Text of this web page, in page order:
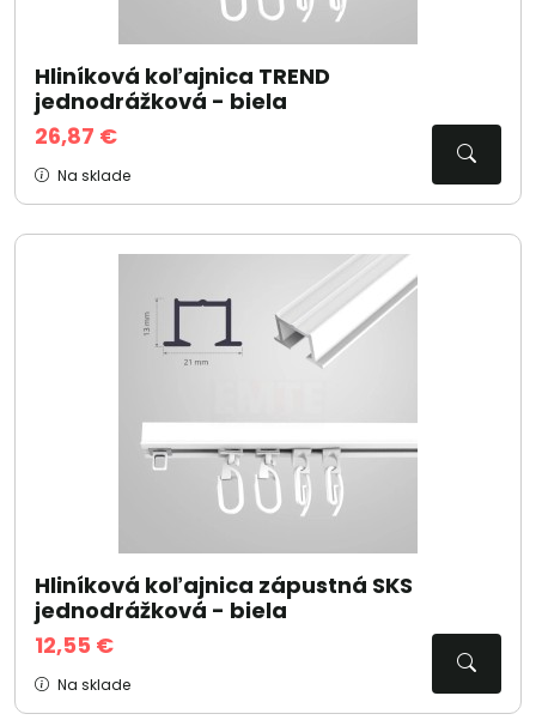
Hliníková koľajnica TREND
jednodrážková - biela
26,87 €
Na sklade
Hliníková koľajnica zápustná SKS
jednodrážková - biela
12,55 €
Na sklade